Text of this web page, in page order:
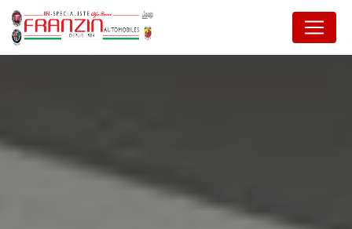
Panneau de gestion des cookies